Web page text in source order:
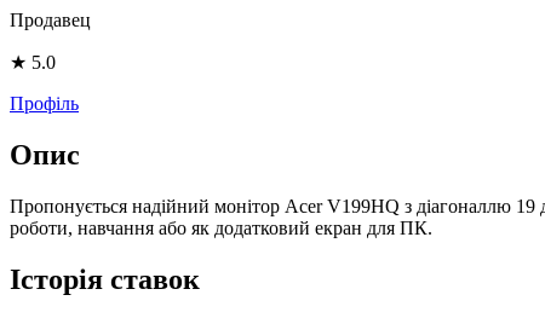
Продавец
★ 5.0
Профіль
Опис
Пропонується надійний монітор Acer V199HQ з діагоналлю
роботи, навчання або як додатковий екран для ПК.
Історія ставок